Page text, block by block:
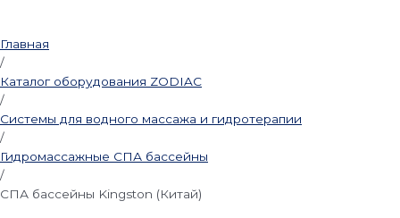
Главная
/
Каталог оборудования ZODIAC
/
Системы для водного массажа и гидротерапии
/
Гидромассажные СПА бассейны
/
СПА бассейны Kingston (Китай)